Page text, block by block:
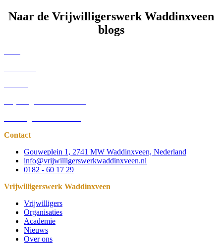
Naar de Vrijwilligerswerk Waddinxveen
blogs
Contact
Gouweplein 1, 2741 MW Waddinxveen, Nederland
info@vrijwilligerswerkwaddinxveen.nl
0182 - 60 17 29
Vrijwilligerswerk Waddinxveen
Vrijwilligers
Organisaties
Academie
Nieuws
Over ons